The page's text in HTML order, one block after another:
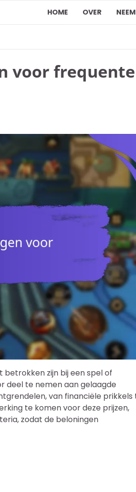
HOME OVER
voor frequente
zijn bij een spel of
deel te nemen aan gelaagde
van financiële prikkels
te komen voor deze prijzen,
zodat de beloningen